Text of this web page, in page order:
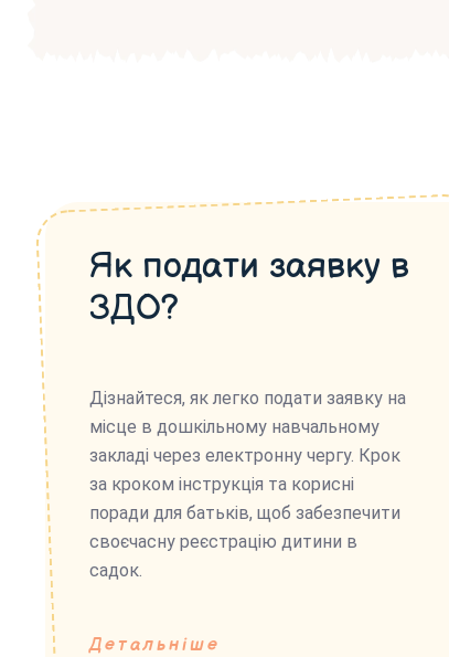
Як подати заявку в
ЗДО?
Дізнайтеся, як легко подати заявку на
місце в дошкільному навчальному
закладі через електронну чергу. Крок
за кроком інструкція та корисні
поради для батьків, щоб забезпечити
своєчасну реєстрацію дитини в
садок.
Детальніше